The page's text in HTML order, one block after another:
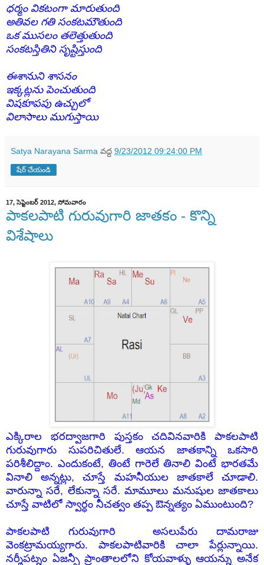
ధర్మం వికటంగా మారుతుంది
అతివల గతి సంకటమౌతుంది
ఒక ముసలం తలెత్తుతుంది
సంకటస్తితిని సృష్టిస్తుంది
ఈశానుని శాసనం
ఇక్కట్లను పెంచుతుంది
విషకూపపు ఉచ్చులో
విలాసాలు ముగుస్తాయి
Satya Narayana Sarma వద్ద 9/23/2012 09:24:00 PM
షేర్ చేయండి
17, సెప్టెంబర్ 2012, సోమవారం
పాకలపాటి గురువుగారి జాతకం - కొన్ని
విశేషాలు
ఎక్కిరాల భరద్వాజగారి పుస్తకం చదివినవారికి పాకలపాటి
గురువుగారు సుపరిచితులే. ఆయన జాతకాన్ని ఒకసారి
పరిశీలిద్దాం. ఎందుకంటే, తింటే గారెలే తినాలి వింటే భారతమే
వినాలి అన్నట్లు, చూస్తే మహనీయుల జాతకాలే చూడాలి.
వారున్నా సరే, లేకున్నా సరే. మామూలు మనుషుల జాతకాలు
చూస్తే వాటిలో స్వార్ధం నీచత్వం తప్ప ఔన్నత్యం ఏముంటుంది?
పాకలపాటి గురువుగారి అసలుపేరు దామరాజు
వెంకట్రామయ్యగారు. పాకలపాటివారికి చాలా పేర్లున్నాయి.
నర్శీపట్నం ఏజన్సీ ప్రాంతాలలోని కోయవాళ్ళుఆయన్ను అనేక